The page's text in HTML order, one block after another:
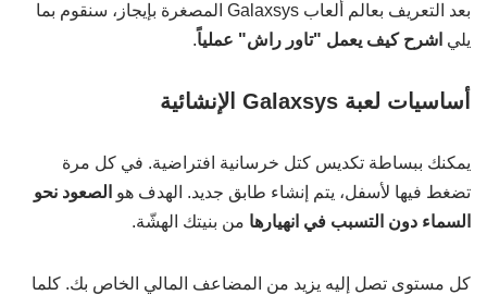
بعد التعريف بعالم ألعاب Galaxsys المصغرة بإيجاز، سنقوم بما
يلي اشرح كيف يعمل "تاور راش" عملياً.
أساسيات لعبة Galaxsys الإنشائية
يمكنك ببساطة تكديس كتل خرسانية افتراضية. في كل مرة
تضغط فيها لأسفل، يتم إنشاء طابق جديد. الهدف هو الصعود نحو
السماء دون التسبب في انهيارها من بنيتك الهشّة.
كل مستوى تصل إليه يزيد من المضاعف المالي الخاص بك. كلما